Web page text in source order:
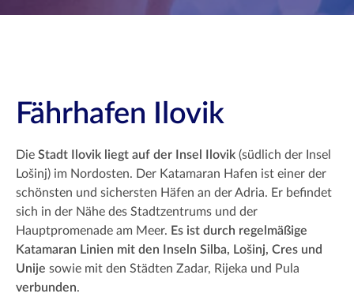
Fährhafen Ilovik
Die Stadt Ilovik liegt auf der Insel Ilovik (südlich der Insel
Lošinj) im Nordosten. Der Katamaran Hafen ist einer der
schönsten und sichersten Häfen an der Adria. Er befindet
sich in der Nähe des Stadtzentrums und der
Hauptpromenade am Meer. Es ist durch regelmäßige
Katamaran Linien mit den Inseln Silba, Lošinj, Cres und
Unije sowie mit den Städten Zadar, Rijeka und Pula
verbunden.